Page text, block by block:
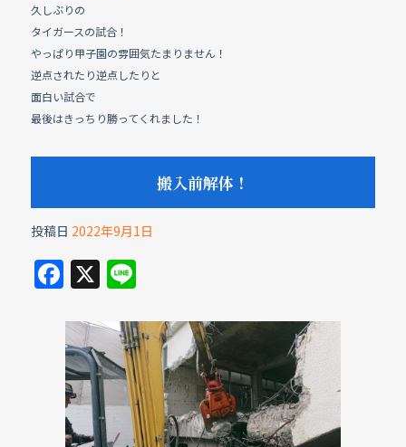
久しぶりの
タイガースの試合！
やっぱり甲子園の雰囲気たまりません！
逆点されたり逆点したりと
面白い試合で
最後はきっちり勝ってくれました！
搬入前解体！
投稿日 2022年9月1日
F
c
e
b
o
X Li
e